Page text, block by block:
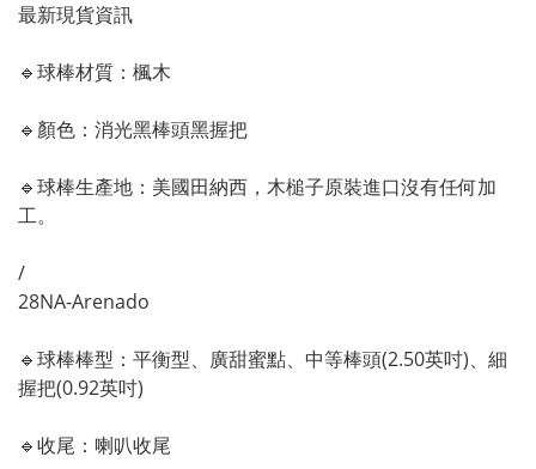
最新現貨資訊
🔹球棒材質：楓木
🔹顏色 ：消光黑棒頭黑握把
🔹球棒生產地：美國田納西，木槌子原裝進口沒有任何加
工。
/
28NA-Arenado
🔹球棒棒型：平衡型、廣甜蜜點、中等棒頭(2.50英吋)、 細
握把(0.92英吋)
🔹收尾：喇叭收尾